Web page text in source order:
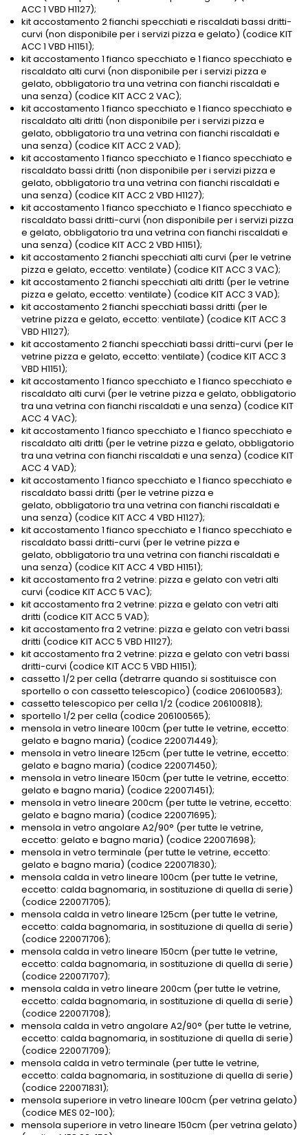
ACC 1 VBD H1127);
kit accostamento 2 fianchi specchiati e riscaldati bassi dritti-
curvi (non disponibile per i servizi pizza e gelato) (codice KIT
ACC 1 VBD H1151);
kit accostamento 1 fianco specchiato e 1 fianco specchiato e
riscaldato alti curvi (non disponibile per i servizi pizza e
gelato, obbligatorio tra una vetrina con fianchi riscaldati e
una senza) (codice KIT ACC 2 VAC);
kit accostamento 1 fianco specchiato e 1 fianco specchiato e
riscaldato alti dritti (non disponibile per i servizi pizza e
gelato, obbligatorio tra una vetrina con fianchi riscaldati e
una senza) (codice KIT ACC 2 VAD);
kit accostamento 1 fianco specchiato e 1 fianco specchiato e
riscaldato bassi dritti (non disponibile per i servizi pizza e
gelato, obbligatorio tra una vetrina con fianchi riscaldati e
una senza) (codice KIT ACC 2 VBD H1127);
kit accostamento 1 fianco specchiato e 1 fianco specchiato e
riscaldato bassi dritti-curvi (non disponibile per i servizi pizza
e gelato, obbligatorio tra una vetrina con fianchi riscaldati e
una senza) (codice KIT ACC 2 VBD H1151);
kit accostamento 2 fianchi specchiati alti curvi (per le vetrine
pizza e gelato, eccetto: ventilate) (codice KIT ACC 3 VAC);
kit accostamento 2 fianchi specchiati alti dritti (per le vetrine
pizza e gelato, eccetto: ventilate) (codice KIT ACC 3 VAD);
kit accostamento 2 fianchi specchiati bassi dritti (per le
vetrine pizza e gelato, eccetto: ventilate) (codice KIT ACC 3
VBD H1127);
kit accostamento 2 fianchi specchiati bassi dritti-curvi (per le
vetrine pizza e gelato, eccetto: ventilate) (codice KIT ACC 3
VBD H1151);
kit accostamento 1 fianco specchiato e 1 fianco specchiato e
riscaldato alti curvi (per le vetrine pizza e gelato, obbligatorio
tra una vetrina con fianchi riscaldati e una senza) (codice KIT
ACC 4 VAC);
kit accostamento 1 fianco specchiato e 1 fianco specchiato e
riscaldato alti dritti (per le vetrine pizza e gelato, obbligatorio
tra una vetrina con fianchi riscaldati e una senza) (codice KIT
ACC 4 VAD);
kit accostamento 1 fianco specchiato e 1 fianco specchiato e
riscaldato bassi dritti (per le vetrine pizza e
gelato, obbligatorio tra una vetrina con fianchi riscaldati e
una senza) (codice KIT ACC 4 VBD H1127);
kit accostamento 1 fianco specchiato e 1 fianco specchiato e
riscaldato bassi dritti-curvi (per le vetrine pizza e
gelato, obbligatorio tra una vetrina con fianchi riscaldati e
una senza) (codice KIT ACC 4 VBD H1151);
kit accostamento fra 2 vetrine: pizza e gelato con vetri alti
curvi (codice KIT ACC 5 VAC);
kit accostamento fra 2 vetrine: pizza e gelato con vetri alti
dritti (codice KIT ACC 5 VAD);
kit accostamento fra 2 vetrine: pizza e gelato con vetri bassi
dritti (codice KIT ACC 5 VBD H1127);
kit accostamento fra 2 vetrine: pizza e gelato con vetri bassi
dritti-curvi (codice KIT ACC 5 VBD H1151);
cassetto 1/2 per cella (detrarre quando si sostituisce con
sportello o con cassetto telescopico) (codice 206100583);
cassetto telescopico per cella 1/2 (codice 206100818);
sportello 1/2 per cella (codice 206100565);
mensola in vetro lineare 100cm (per tutte le vetrine, eccetto:
gelato e bagno maria) (codice 220071449);
mensola in vetro lineare 125cm (per tutte le vetrine, eccetto:
gelato e bagno maria) (codice 220071450);
mensola in vetro lineare 150cm (per tutte le vetrine, eccetto:
gelato e bagno maria) (codice 220071451);
mensola in vetro lineare 200cm (per tutte le vetrine, eccetto:
gelato e bagno maria) (codice 220071695);
mensola in vetro angolare A2/90° (per tutte le vetrine,
eccetto: gelato e bagno maria) (codice 220071698);
mensola in vetro terminale (per tutte le vetrine, eccetto:
gelato e bagno maria) (codice 220071830);
mensola calda in vetro lineare 100cm (per tutte le vetrine,
eccetto: calda bagnomaria, in sostituzione di quella di serie)
(codice 220071705);
mensola calda in vetro lineare 125cm (per tutte le vetrine,
eccetto: calda bagnomaria, in sostituzione di quella di serie)
(codice 220071706);
mensola calda in vetro lineare 150cm (per tutte le vetrine,
eccetto: calda bagnomaria, in sostituzione di quella di serie)
(codice 220071707);
mensola calda in vetro lineare 200cm (per tutte le vetrine,
eccetto: calda bagnomaria, in sostituzione di quella di serie)
(codice 220071708);
mensola calda in vetro angolare A2/90° (per tutte le vetrine,
eccetto: calda bagnomaria, in sostituzione di quella di serie)
(codice 220071709);
mensola calda in vetro terminale (per tutte le vetrine,
eccetto: calda bagnomaria, in sostituzione di quella di serie)
(codice 220071831);
mensola superiore in vetro lineare 100cm (per vetrina gelato)
(codice MES 02-100);
mensola superiore in vetro lineare 150cm (per vetrina gelato)